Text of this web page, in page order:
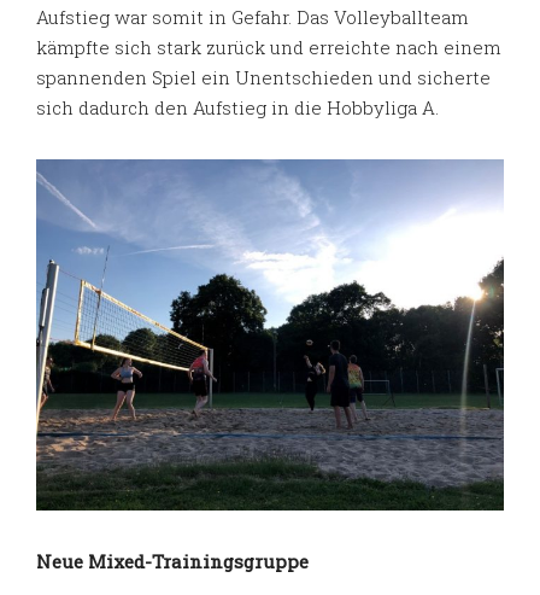
Aufstieg war somit in Gefahr. Das Volleyballteam
kämpfte sich stark zurück und erreichte nach einem
spannenden Spiel ein Unentschieden und sicherte
sich dadurch den Aufstieg in die Hobbyliga A.
Neue Mixed-Trainingsgruppe